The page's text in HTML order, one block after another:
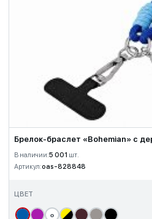
Брелок-браслет «Bohemian» с
В наличии:5 001 шт.
Артикул:oas-828848
ЦВЕТ
о